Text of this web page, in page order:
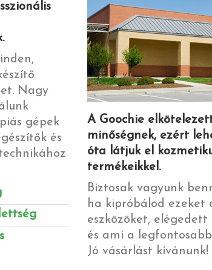
Nagy
gépek
és
A Goochie
minőségnek, ezért
óta látjuk el
termékeikkel.
Biztosak vagyunk
ha kipróbálod ezeket
eszközöket, elégedett
és ami a
Jó vásárlást kívánunk!